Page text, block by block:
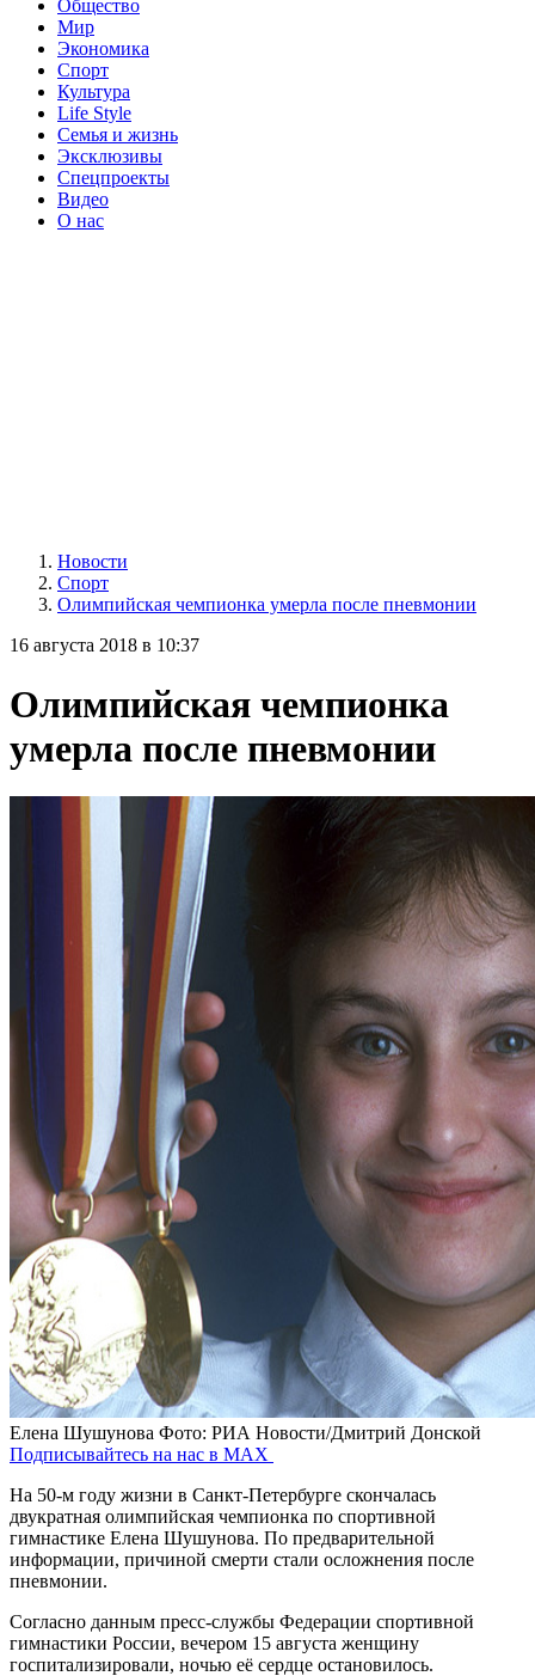
Общество
Мир
Экономика
Спорт
Культура
Life Style
Семья и жизнь
Эксклюзивы
Спецпроекты
Видео
О нас
Новости
Спорт
Олимпийская чемпионка умерла после пневмонии
16 августа 2018 в 10:37
Олимпийская чемпионка
умерла после пневмонии
Елена Шушунова Фото: РИА Новости/Дмитрий Донской
Подписывайтесь на нас в MAX
На 50-м году жизни в Санкт-Петербурге скончалась
двукратная олимпийская чемпионка по спортивной
гимнастике Елена Шушунова. По предварительной
информации, причиной смерти стали осложнения после
пневмонии.
Согласно данным пресс-службы Федерации спортивной
гимнастики России, вечером 15 августа женщину
госпитализировали, ночью её сердце остановилось.